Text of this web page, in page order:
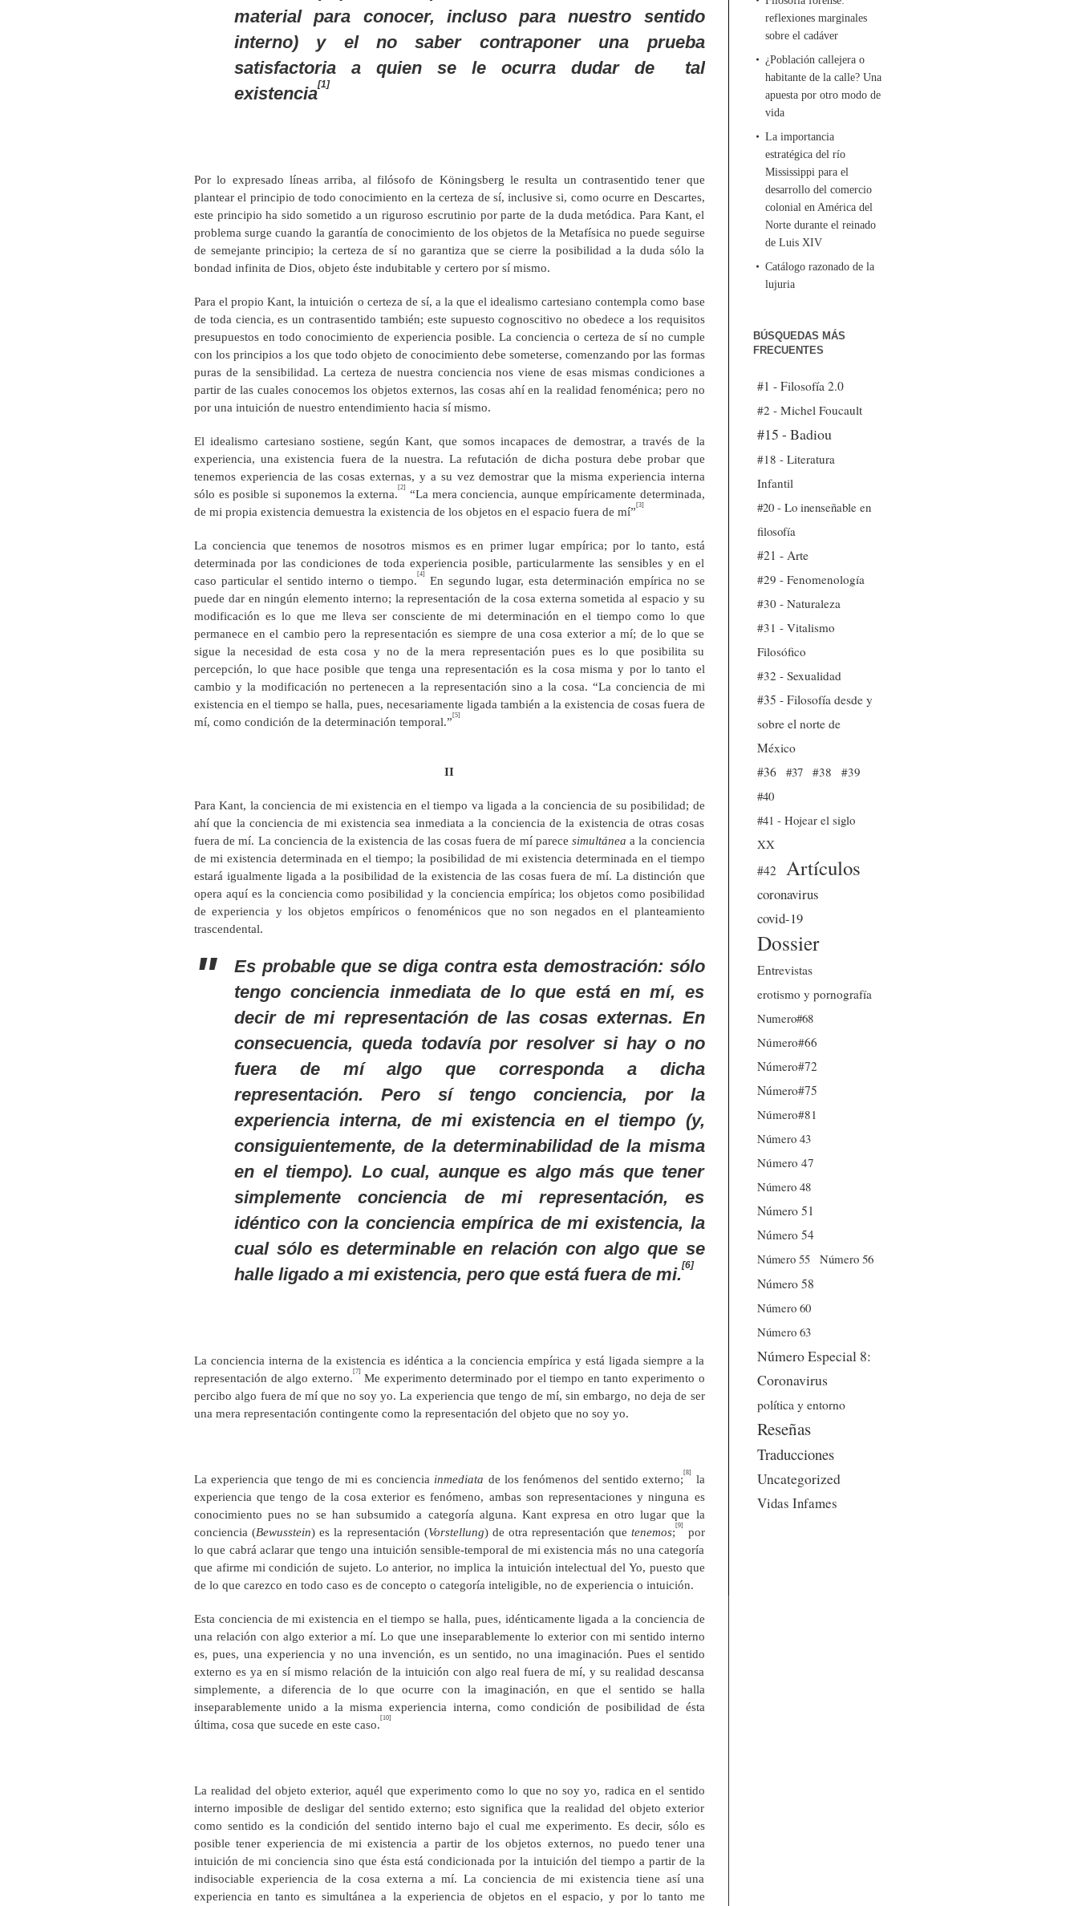
material para conocer, incluso para nuestro sentido
interno) y el no saber contraponer una prueba
satisfactoria a quien se le ocurra dudar de tal
existencia[1]
Por lo expresado líneas arriba, al filósofo de Köningsberg le resulta un contrasentido tener que
plantear el principio de todo conocimiento en la certeza de sí, inclusive si, como ocurre en Descartes,
este principio ha sido sometido a un riguroso escrutinio por parte de la duda metódica. Para Kant, el
problema surge cuando la garantía de conocimiento de los objetos de la Metafísica no puede seguirse
de semejante principio; la certeza de sí no garantiza que se cierre la posibilidad a la duda sólo la
bondad infinita de Dios, objeto éste indubitable y certero por sí mismo.
Para el propio Kant, la intuición o certeza de sí, a la que el idealismo cartesiano contempla como base
de toda ciencia, es un contrasentido también; este supuesto cognoscitivo no obedece a los requisitos
presupuestos en todo conocimiento de experiencia posible. La conciencia o certeza de sí no cumple
con los principios a los que todo objeto de conocimiento debe someterse, comenzando por las formas
puras de la sensibilidad. La certeza de nuestra conciencia nos viene de esas mismas condiciones a
partir de las cuales conocemos los objetos externos, las cosas ahí en la realidad fenoménica; pero no
por una intuición de nuestro entendimiento hacia sí mismo.
El idealismo cartesiano sostiene, según Kant, que somos incapaces de demostrar, a través de la
experiencia, una existencia fuera de la nuestra. La refutación de dicha postura debe probar que
tenemos experiencia de las cosas externas, y a su vez demostrar que la misma experiencia interna
sólo es posible si suponemos la externa.
[2]
“La mera conciencia, aunque empíricamente determinada,
de mi propia existencia demuestra la existencia de los objetos en el espacio fuera de mí”
[3]
La conciencia que tenemos de nosotros mismos es en primer lugar empírica; por lo tanto, está
determinada por las condiciones de toda experiencia posible, particularmente las sensibles y en el
caso particular el sentido interno o tiempo.
[4]
En segundo lugar, esta determinación empírica no se
puede dar en ningún elemento interno; la representación de la cosa externa sometida al espacio y su
modificación es lo que me lleva ser consciente de mi determinación en el tiempo como lo que
permanece en el cambio pero la representación es siempre de una cosa exterior a mí; de lo que se
sigue la necesidad de esta cosa y no de la mera representación pues es lo que posibilita su
percepción, lo que hace posible que tenga una representación es la cosa misma y por lo tanto el
cambio y la modificación no pertenecen a la representación sino a la cosa. “La conciencia de mi
existencia en el tiempo se halla, pues, necesariamente ligada también a la existencia de cosas fuera de
mí, como condición de la determinación temporal.”
[5]
II
Para Kant, la conciencia de mi existencia en el tiempo va ligada a la conciencia de su posibilidad; de
ahí que la conciencia de mi existencia sea inmediata a la conciencia de la existencia de otras cosas
fuera de mí. La conciencia de la existencia de las cosas fuera de mí parece simultánea a la conciencia
de mi existencia determinada en el tiempo; la posibilidad de mi existencia determinada en el tiempo
estará igualmente ligada a la posibilidad de la existencia de las cosas fuera de mí. La distinción que
opera aquí es la conciencia como posibilidad y la conciencia empírica; los objetos como posibilidad
de experiencia y los objetos empíricos o fenoménicos que no son negados en el planteamiento
trascendental.
Es probable que se diga contra esta demostración: sólo
tengo conciencia inmediata de lo que está en mí, es
decir de mi representación de las cosas externas. En
consecuencia, queda todavía por resolver si hay o no
fuera de mí algo que corresponda a dicha
representación. Pero sí tengo conciencia, por la
experiencia interna,de mi existenciaen el tiempo (y,
consiguientemente, de la determinabilidad de la misma
en el tiempo). Lo cual, aunque es algo más que tener
simplemente conciencia de mi representación, es
idéntico con la conciencia empírica de mi existencia, la
cual sólo es determinable en relación con algo que se
halle ligado a mi existencia, pero que está fuera de mi.[6]
La conciencia interna de la existencia es idéntica a la conciencia empírica y está ligada siempre a la
representación de algo externo.
[7]
Me experimento determinado por el tiempo en tanto experimento o
percibo algo fuera de mí que no soy yo. La experiencia que tengo de mí, sin embargo, no deja de ser
una mera representación contingente como la representación del objeto que no soy yo.
La experiencia que tengo de mi es conciencia inmediata de los fenómenos del sentido externo;
[8]
la
experiencia que tengo de la cosa exterior es fenómeno, ambas son representaciones y ninguna es
conocimiento pues no se han subsumido a categoría alguna. Kant expresa en otro lugar que la
conciencia (Bewusstein) es la representación (Vorstellung) de otra representación quetenemos;
[9]
por
lo que cabrá aclarar que tengo una intuición sensible-temporal de mi existencia más no una categoría
que afirme mi condición de sujeto. Lo anterior, no implica la intuición intelectual del Yo, puesto que
de lo que carezco en todo caso es de concepto o categoría inteligible, no de experiencia o intuición.
Esta conciencia de mi existencia en el tiempo se halla, pues, idénticamente ligada a la conciencia de
una relación con algo exterior a mí. Lo que une inseparablemente lo exterior con mi sentido interno
es, pues, una experiencia y no una invención, es un sentido, no una imaginación. Pues el sentido
externo es ya en sí mismo relación de la intuición con algo real fuera de mí, y su realidad descansa
simplemente, a diferencia de lo que ocurre con la imaginación, en que el sentido se halla
inseparablemente unido a la misma experiencia interna, como condición de posibilidad de ésta
última, cosa que sucede en este caso.
[10]
La realidad del objeto exterior, aquél que experimento como lo que no soy yo, radica en el sentido
interno imposible de desligar del sentido externo; esto significa que la realidad del objeto exterior
como sentido es la condición del sentido interno bajo el cual me experimento. Es decir, sólo es
posible tener experiencia de mi existencia a partir de los objetos externos, no puedo tener una
intuición de mi conciencia sino que ésta está condicionada por la intuición del tiempo a partir de la
indisociable experiencia de la cosa externa a mí. La conciencia de mi existencia tiene así una
experiencia en tanto es simultánea a la experiencia de objetos en el espacio, y por lo tanto me
reflexiones marginales
sobre el cadáver
¿Población callejera o
habitante de la calle? Una
apuesta por otro modo de
vida
La importancia
estratégica del río
Mississippi para el
desarrollo del comercio
colonial en América del
Norte durante el reinado
de Luis XIV
Catálogo razonado de la
lujuria
BÚSQUEDAS MÁS
FRECUENTES
#1 - Filosofía 2.0
#2 - Michel Foucault
#15 - Badiou
#18 - Literatura
Infantil
#20 - Lo inenseñable en
filosofía
#21 - Arte
#29 - Fenomenología
#30 - Naturaleza
#31 - Vitalismo
Filosófico
#32 - Sexualidad
#35 - Filosofía desde y
sobre el norte de
México
#36
#37 #38
#39
#40
#41 - Hojear el siglo
XX
#42
Artículos
coronavirus
covid-19
Dossier
Entrevistas
erotismo y pornografía
Numero#68
Número#66
Número#72
Número#75
Número#81
Número 43
Número 47
Número 48
Número 51
Número 54
Número 55
Número 56
Número 58
Número 60
Número 63
Número Especial 8:
Coronavirus
política y entorno
Reseñas
Traducciones
Uncategorized
Vidas Infames